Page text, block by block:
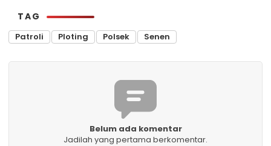
TAG
Patroli Ploting Polsek Senen
Belum ada komentar
Jadilah yang pertama berkomentar.